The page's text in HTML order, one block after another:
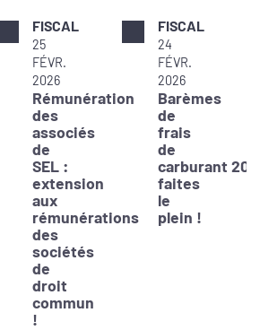
FISCAL
25
FÉVR.
2026
Rémunération
des
associés
de
SEL :
extension
aux
rémunérations
des
sociétés
de
droit
commun
!
FISCAL
24
FÉVR.
2026
Barèmes
de
frais
de
carburant
faites
le
plein !